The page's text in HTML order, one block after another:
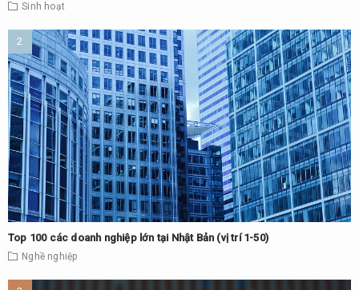
Sinh hoạt
Top 100 các doanh nghiệp lớn tại Nhật Bản (vị trí 1-50)
Nghề nghiệp